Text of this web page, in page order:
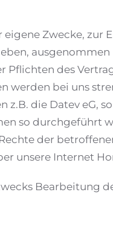
Zwecke, zur
des
werden bei uns
die Datev eG,
so durchgeführt
der
unsere Internet
Bearbeitung